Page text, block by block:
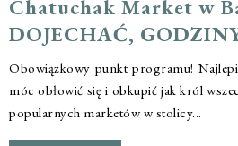
Chatuchak Market w
DOJECHAĆ,
Obowiązkowy punkt programu!
móc obłowić się i obkupić jak król
popularnych marketów w stolicy...